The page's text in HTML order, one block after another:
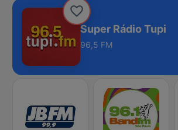
Super Rádio Tupi
96,5 FM